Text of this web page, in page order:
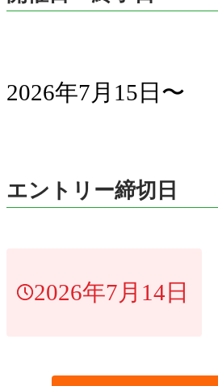
2026年7月15日〜
エントリー締切日
2026年7月14日